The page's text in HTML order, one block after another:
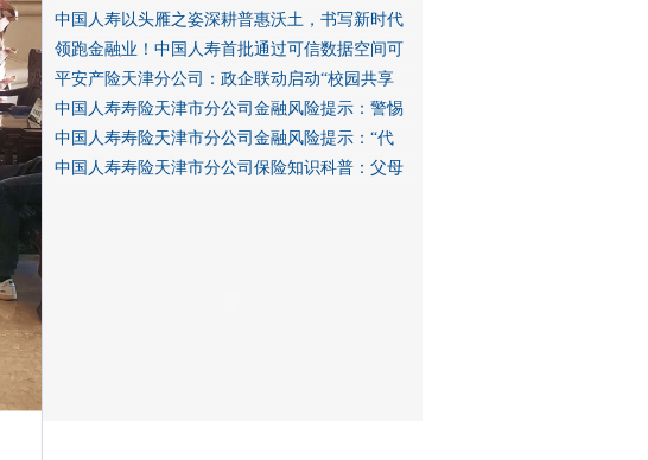
中国人寿以头雁之姿深耕普惠沃土，书写新时代
领跑金融业！中国人寿首批通过可信数据空间可
平安产险天津分公司：政企联动启动“校园共享
中国人寿寿险天津市分公司金融风险提示：警惕
中国人寿寿险天津市分公司金融风险提示：“代
中国人寿寿险天津市分公司保险知识科普：父母